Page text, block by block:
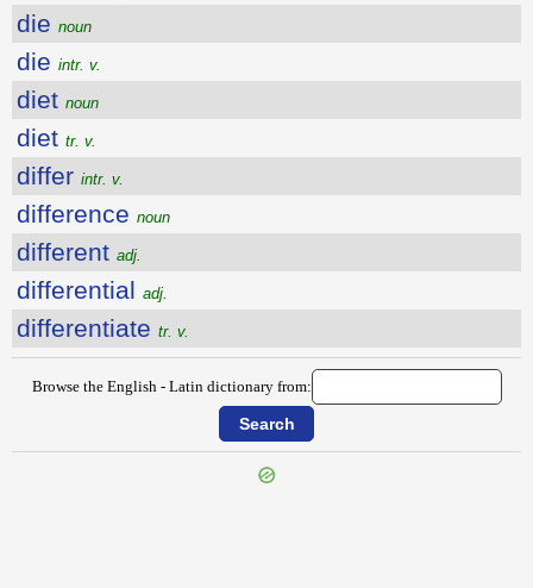
die noun
die intr. v.
diet noun
diet tr. v.
differ intr. v.
difference noun
different adj.
differential adj.
differentiate tr. v.
Browse the English - Latin dictionary from: